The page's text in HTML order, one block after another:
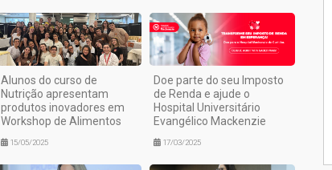
Alunos do curso de
Nutrição apresentam
produtos inovadores em
Workshop de Alimentos
15/05/2025
Doe parte do seu Imposto
de Renda e ajude o
Hospital Universitário
Evangélico Mackenzie
17/03/2025